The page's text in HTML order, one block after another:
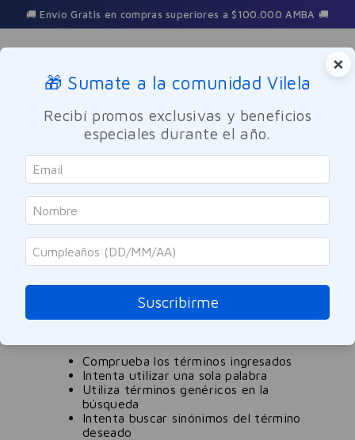
🚚 Envío Gratis en compras superiores a $100.000 AMBA 🚚
Buscar
balanza-digital-bambu-retroiluminada-180kg-eb3110h
OOPS!
No encontramos ningún resultado para
180kg-eb3110h
¿Qué debo hacer?
Comprueba los términos ingresados
Intenta utilizar una sola palabra
Utiliza términos genéricos en la
búsqueda
Intenta buscar sinónimos del término
deseado
×
🎁 Sumate a la comunidad Vilela
Recibí promos exclusivas y beneficios
especiales durante el año.
Suscribirme